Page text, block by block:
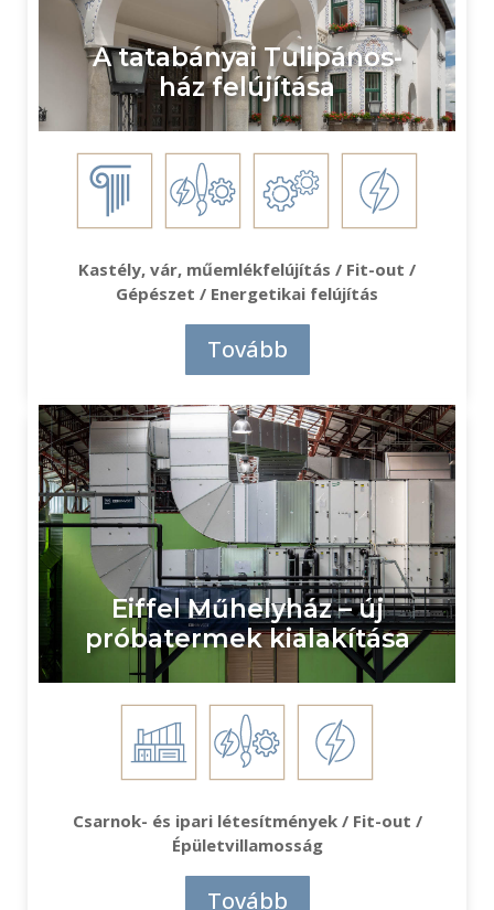
A tatabányai Tulipános-
ház felújítása
Kastély, vár, műemlékfelújítás / Fit-out /
Gépészet / Energetikai felújítás
Tovább
Eiffel Műhelyház – új
próbatermek kialakítása
Csarnok- és ipari létesítmények / Fit-out /
Épületvillamosság
Tovább